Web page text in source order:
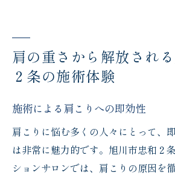
肩の重さから解放され
２条の施術体験
施術による肩こりへの即効性
肩こりに悩む多くの人々にとって、
は非常に魅力的です。旭川市忠和２
ションサロンでは、肩こりの原因を